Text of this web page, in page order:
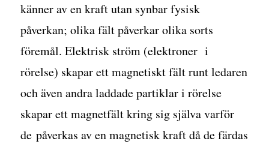
känner av en kraft utan synbar fysisk
påverkan; olika fält påverkar olika sorts
föremål. Elektrisk ström (elektroner i
rörelse) skapar ett magnetiskt fält runt ledaren
och även andra laddade partiklar i rörelse
skapar ett magnetfält kring sig själva varför
de påverkas av en magnetisk kraft då de färdas